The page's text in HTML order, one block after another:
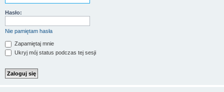
Hasło:
Nie pamiętam hasła
Zapamiętaj mnie
Ukryj mój status podczas tej sesji